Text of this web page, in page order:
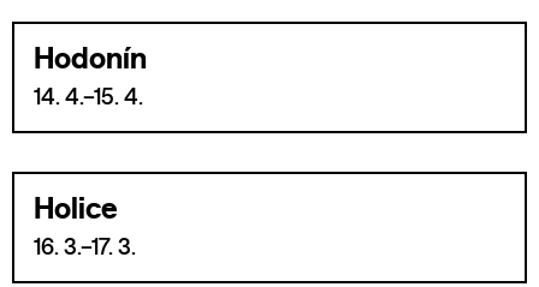
Hodonín
14. 4.–15. 4.
Holice
16. 3.–17. 3.